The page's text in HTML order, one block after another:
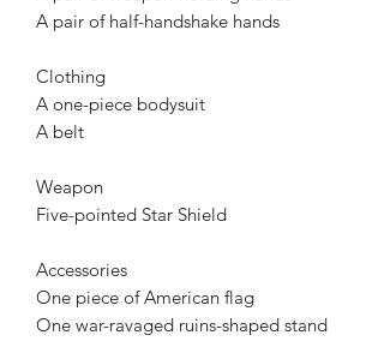
A pair of half-handshake hands
Clothing
A one-piece bodysuit
A belt
Weapon
Five-pointed Star Shield
Accessories
One piece of American flag
One war-ravaged ruins-shaped stand